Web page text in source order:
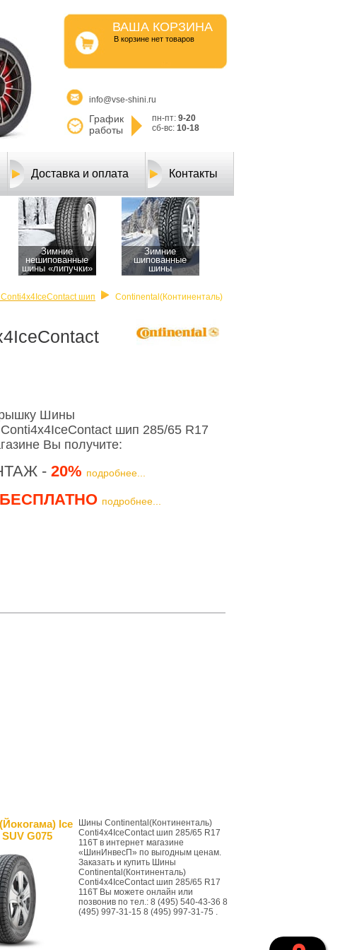
ВАША КОРЗИНА
B корзине нет товаров
info@vse-shini.ru
График
работы
пн-пт: 9-20
сб-вс: 10-18
Доставка и оплата Контакты
Зимние
нешипованные
шины «липучки»
Зимние
шипованные
шины
шип
Continental(Континенталь)
Шины
шип 285/65 R17
Вы получите:
- 20% подробнее...
БЕСПЛАТНО подробнее...
Ice
G075
Шины Continental(Континенталь)
Conti4x4IceContact шип 285/65 R17
116T в интернет магазине
«ШинИнвесП» по выгодным ценам.
Заказать и купить Шины
Continental(Континенталь)
Conti4x4IceContact шип 285/65 R17
116T Вы можете онлайн или
позвонив по тел.: 8 (495) 540-43-36 8
(495) 997-31-15 8 (495) 997-31-75 .